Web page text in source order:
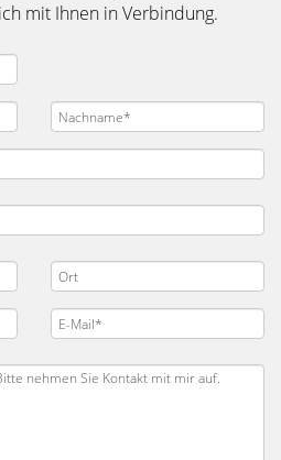
mit Ihnen in Verbindung.